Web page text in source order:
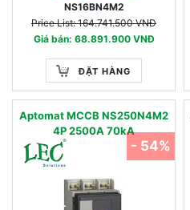
NS16BN4M2
Price List: 164.741.500 VNĐ
Giá bán: 68.891.900 VNĐ
ĐẶT HÀNG
Aptomat MCCB NS250N4M2
4P 2500A 70kA
- 54%